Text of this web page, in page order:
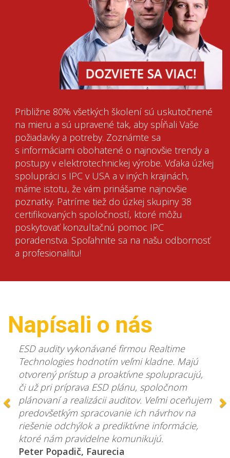
Približne 80% všetkých školení sú uskutočnené
na mieru a sú upravené tak, aby spĺňali Vaše
požiadavky a potreby. Zoznámte sa
s informáciami obohatené o najnovšie trendy a
postupy v elektrotechnickej výrobe. Vďaka úzkej
spolupráci s IPC v USA a v iných krajinách,
máme istotu, že vám prinášame najnovšie
poznatky. Patríme tiež do úzkej skupiny 38
certifikovaných spoločností, ktoré môžu
poskytovať konzultačnú pomoc IPC
poradenstva. Spoľahnite sa na našu odbornosť
a profesionalitu!
Napísali o nás
ESD audity vykonávané firmou Realtime
Technologies hodnotím veľmi kladne. Majú
otvorený prístup a proaktívne spolupracujú,
či už pri príprava ESD plánu, spoločnom
plánovaní a realizácii auditov. Veľmi oceňujem
predovšetkým spracovanie ich návrhov na
riešenie odchýlok a prediktívne informácie,
ktoré nám pravidelne komunikujú.
Peter Popadič, Faurecia
Predchádzajúca